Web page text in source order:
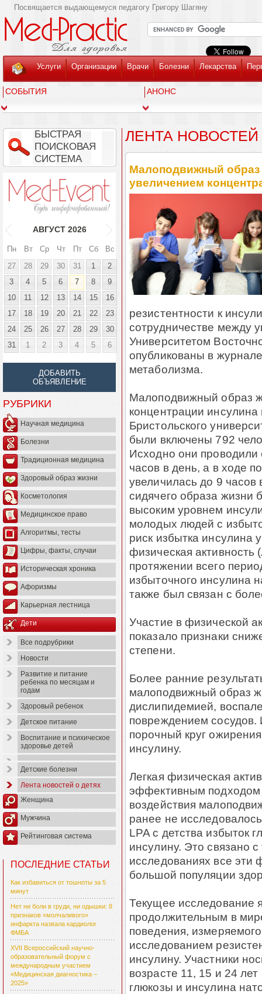
Посвящается выдающемуся педагогу Григору Шагяну
Услуги Организации Врачи Болезни Лекарства
СОБЫТИЯ АНОНС
БЫСТРАЯ
ПОИСКОВАЯ
СИСТЕМА
АВГУСТ 2026
Пн Вт Ср Чт Пт Сб
Вс
27
28 29 30 31 1
2
3
4 5 6 7 8
9
10
11 12 13 14 15
16
17
18 19 20 21 22
23
24
25 26 27 28 29
30
31
1 2 3 4 5 6
ДОБАВИТЬ
ОБЪЯВЛЕНИЕ
РУБРИКИ
Научная медицина
Болезни
Традиционная медицина
Здоровый образ жизни
Косметология
Медицинское право
Алгоритмы, тесты
Цифры, факты, случаи
Историческая хроника
Афоризмы
Карьерная лестница
Дети
Все подрубрики
Новости
Развитие и питание
ребенка по месяцам и
годам
Здоровый ребенок
Детское питание
Воспитание и психическое
здоровье детей
Детские болезни
Лента новостей о детях
Женщина
Мужчина
Рейтинговая система
ПОСЛЕДНИЕ СТАТЬИ
Как избавиться от тошноты за 5
минут
Нет ни боли в груди, ни одышки: 8
признаков «молчаливого»
инфаркта назвала кардиолог
ФМБА
XVII Всероссийский научно-
образовательный форум с
международным участием
«Медицинская диагностика –
2025»
ЛЕНТА НОВОСТЕЙ
Малоподвижный образ
увеличением
резистентности к
сотрудничестве между
Университетом
опубликованы в
метаболизма.
Малоподвижный образ
концентрации
Бристольского
были включены 792
Исходно они
часов в день, а в ходе
увеличилась до 9
сидячего образа жизни
высоким уровнем
молодых людей с
риск избытка инсулина
физическая
протяжении всего
избыточного инсулина
также был связан с
Участие в физической
показало признаки
степени.
Более ранние
малоподвижный образ
дислипидемией,
повреждением
порочный круг
инсулину.
Легкая физическая
эффективным подходом
воздействия
ранее не
LPA с детства избыток
инсулину. Это связано
исследованиях все эти
большой популяции
Текущее исследование
продолжительным в
поведения,
исследованием
инсулину. Участники
возрасте 11, 15 и 24
глюкозы и инсулина